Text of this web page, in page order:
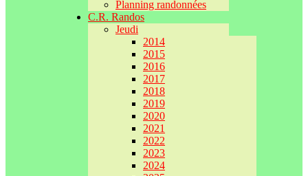
Planning randonnées
C.R. Randos
Jeudi
2014
2015
2016
2017
2018
2019
2020
2021
2022
2023
2024